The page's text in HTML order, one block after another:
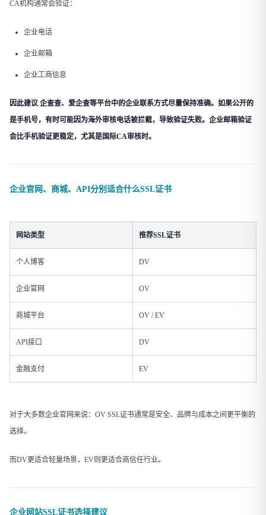
CA机构通常会验证：
企业电话
企业邮箱
企业工商信息
因此建议 企查查、爱企查等平台中的企业联系方式尽量保持准确。如果公开的
是手机号，有时可能因为海外审核电话被拦截，导致验证失败。企业邮箱验证
会比手机验证更稳定，尤其是国际CA审核时。
企业官网、商城、API分别适合什么SSL证书
网站类型 推荐SSL证书
个人博客 DV
企业官网 OV
商城平台 OV / EV
API接口 DV
金融支付 EV
对于大多数企业官网来说：OV SSL证书通常是安全、品牌与成本之间更平衡的
选择。
而DV更适合轻量场景，EV则更适合高信任行业。
企业网站SSL证书选择建议